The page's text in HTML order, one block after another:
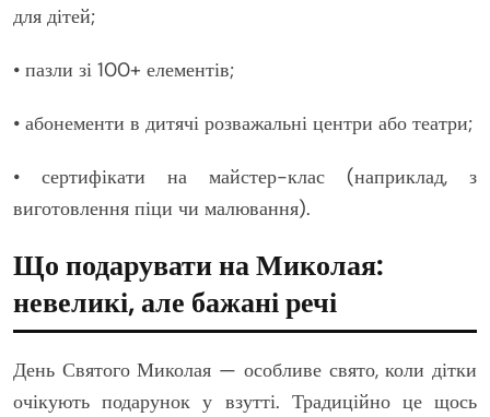
для дітей;
• пазли зі 100+ елементів;
• абонементи в дитячі розважальні центри або театри;
• сертифікати на майстер-клас (наприклад, з
виготовлення піци чи малювання).
Що подарувати на Миколая:
невеликі, але бажані речі
День Святого Миколая — особливе свято, коли дітки
очікують подарунок у взутті. Традиційно це щось